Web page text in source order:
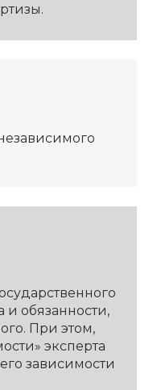
и обязанности,
При этом,
эксперта
зависимости